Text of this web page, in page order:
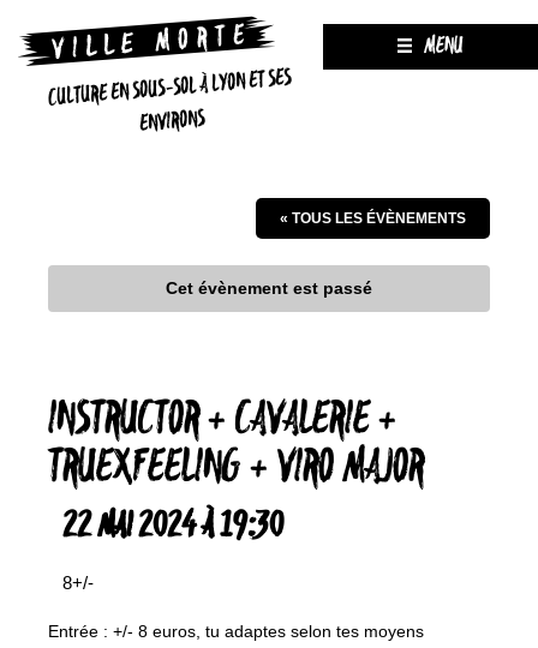
CULTURE EN SOUS-SOL À LYON ET SES
ENVIRONS
MENU
« TOUS LES ÉVÈNEMENTS
Cet évènement est passé
INSTRUCTOR + CAVALERIE +
TRUEXFEELING + VIRO MAJOR
22 MAI 2024 À 19:30
8+/-
Entrée : +/- 8 euros, tu adaptes selon tes moyens